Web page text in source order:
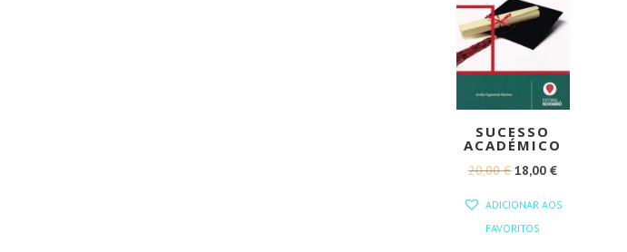
SUCESSO
ACADÉMICO
20,00€ O
18,00€O
ADICIONAR AOS
FAVORITOS